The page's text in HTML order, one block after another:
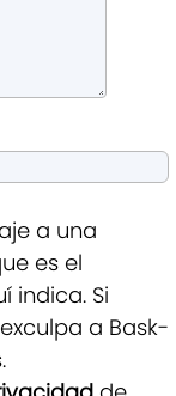
a una
es el
indica. Si
a Bask-